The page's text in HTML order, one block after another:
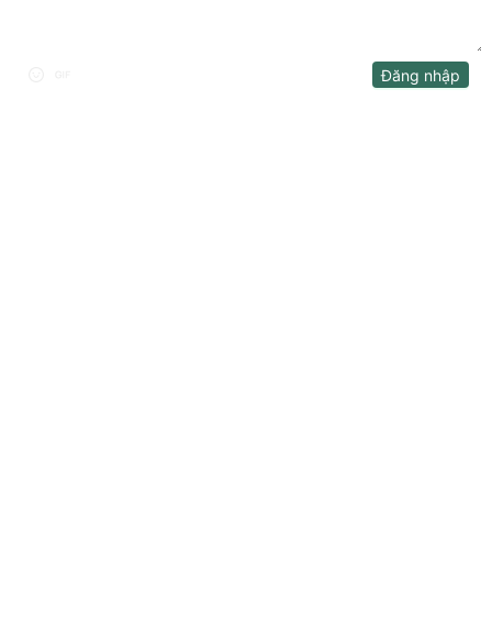
Đăng nhập